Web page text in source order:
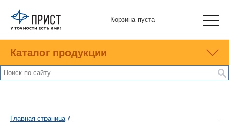
Корзина пуста
Каталог продукции
Главная страница /